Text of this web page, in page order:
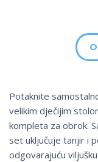
Potaknite
velikim dječijim
kompleta za obrok.
set uključuje tanjir i
odgovarajuću